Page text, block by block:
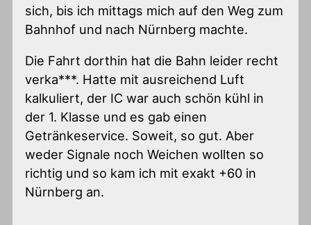
sich, bis ich mittags mich auf den Weg zum
Bahnhof und nach Nürnberg machte.
Die Fahrt dorthin hat die Bahn leider recht
verka***. Hatte mit ausreichend Luft
kalkuliert, der IC war auch schön kühl in
der 1. Klasse und es gab einen
Getränkeservice. Soweit, so gut. Aber
weder Signale noch Weichen wollten so
richtig und so kam ich mit exakt +60 in
Nürnberg an.